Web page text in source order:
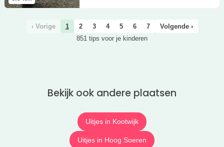
‹ Vorige 1 2 3 4 5 6 7
Volgende ›
851 tips voor je kinderen
Bekijk ook andere plaatsen
Uitjes in Kootwijk
Uitjes in Hoog Soeren